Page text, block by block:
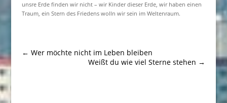
unsre Erde finden wir nicht – wir Kinder dieser Erde, wir haben einen
Traum, ein Stern des Friedens wolln wir sein im Weltenraum.
← Wer möchte nicht im Leben bleiben
Weißt du wie viel Sterne stehen →